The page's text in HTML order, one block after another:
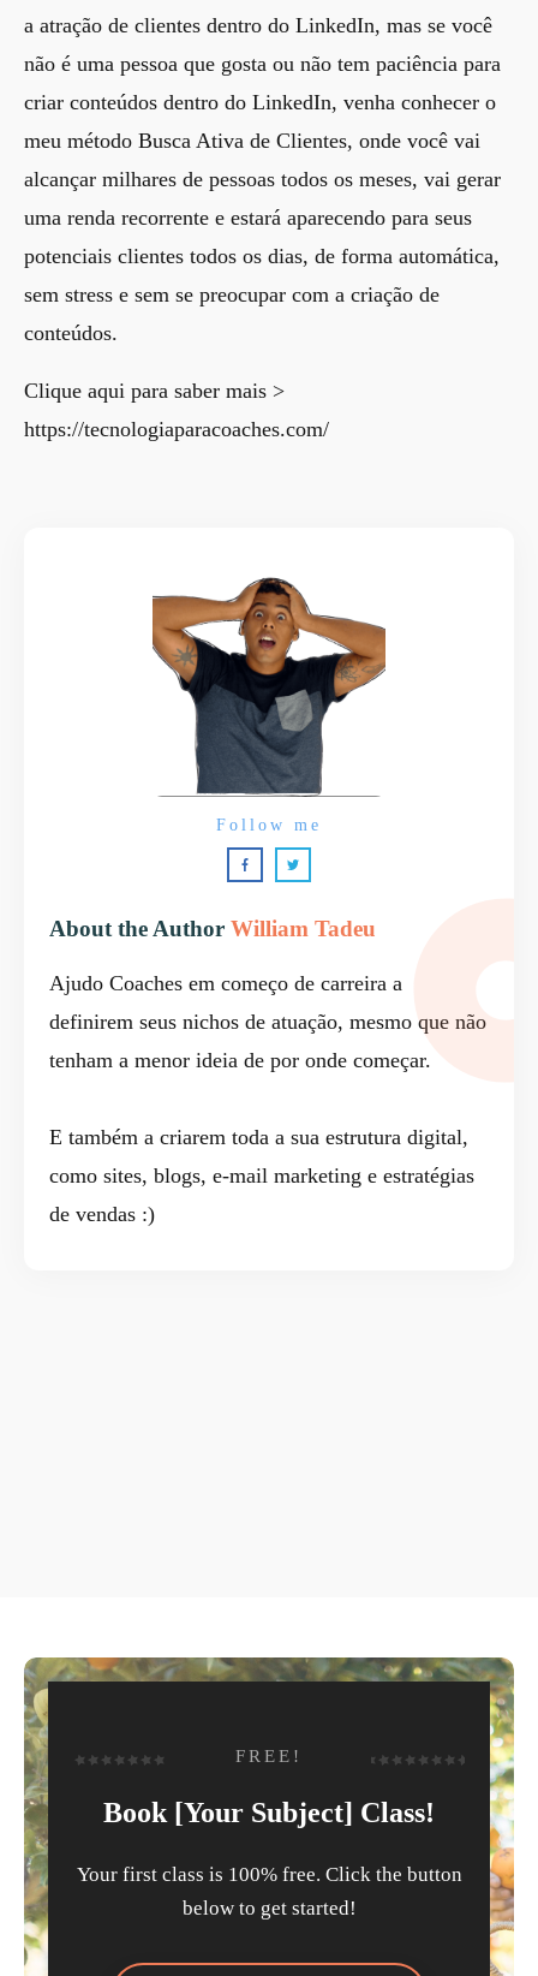
a atração de clientes dentro do LinkedIn, mas se você
não é uma pessoa que gosta ou não tem paciência para
criar conteúdos dentro do LinkedIn, venha conhecer o
meu método Busca Ativa de Clientes, onde você vai
alcançar milhares de pessoas todos os meses, vai gerar
uma renda recorrente e estará aparecendo para seus
potenciais clientes todos os dias, de forma automática,
sem stress e sem se preocupar com a criação de
conteúdos.
Clique aqui para saber mais >
https://tecnologiaparacoaches.com/
About the Author William Tadeu
Ajudo Coaches em começo de carreira a
definirem seus nichos de atuação, mesmo que não
tenham a menor ideia de por onde começar.
E também a criarem toda a sua estrutura digital,
como sites, blogs, e-mail marketing e estratégias
de vendas :)
Follow me
FREE!
Book [Your Subject] Class!
Your first class is 100% free. Click the button
below to get started!